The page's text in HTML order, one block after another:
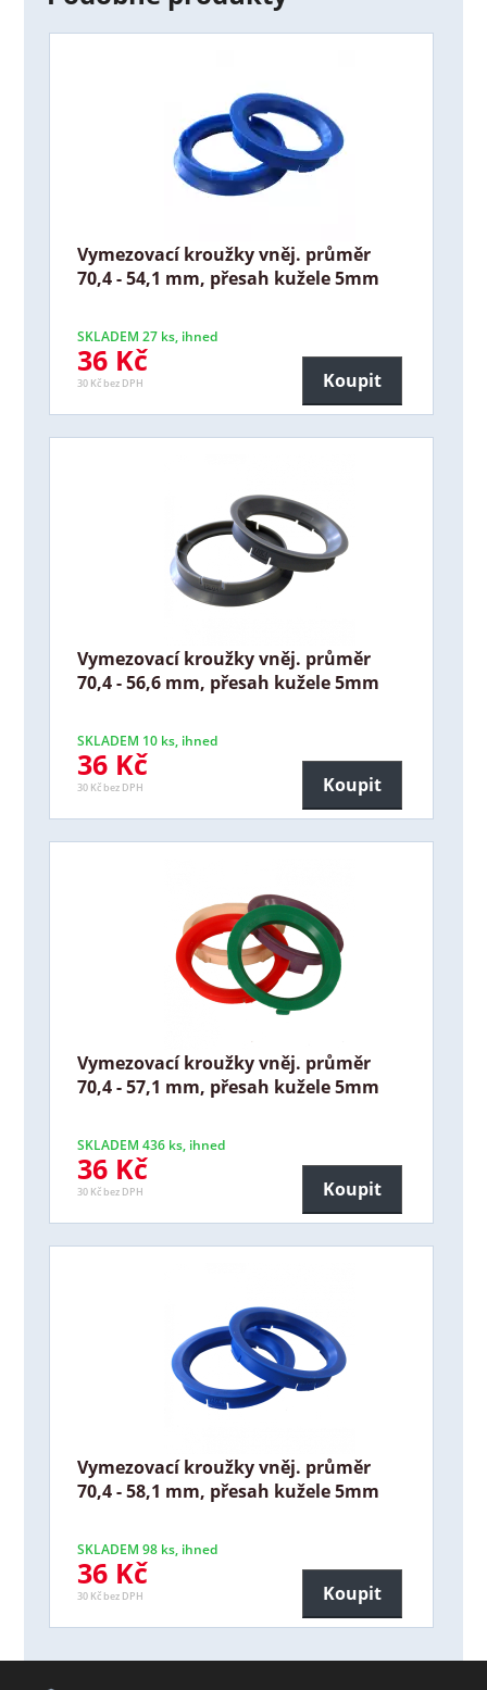
Vymezovací kroužky vněj. průměr
70,4 - 54,1 mm, přesah kužele 5mm
SKLADEM 27 ks, ihned
36 Kč
30 Kč bez DPH Koupit
Vymezovací kroužky vněj. průměr
70,4 - 56,6 mm, přesah kužele 5mm
SKLADEM 10 ks, ihned
36 Kč
30 Kč bez DPH Koupit
Vymezovací kroužky vněj. průměr
70,4 - 57,1 mm, přesah kužele 5mm
SKLADEM 436 ks, ihned
36 Kč
30 Kč bez DPH Koupit
Vymezovací kroužky vněj. průměr
70,4 - 58,1 mm, přesah kužele 5mm
SKLADEM 98 ks, ihned
36 Kč
30 Kč bez DPH Koupit